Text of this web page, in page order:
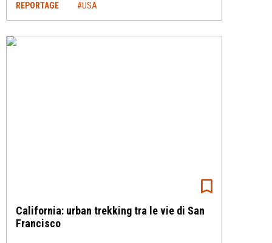
REPORTAGE #USA
California: urban trekking tra le vie di San
Francisco